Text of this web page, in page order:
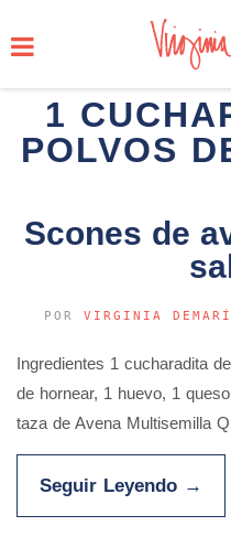
1
POLVOS
Scones de
POR VIRGINIA
Ingredientes 1 cucharadita
de hornear, 1 huevo, 1
taza de Avena Multisemilla
Seguir Leyendo →